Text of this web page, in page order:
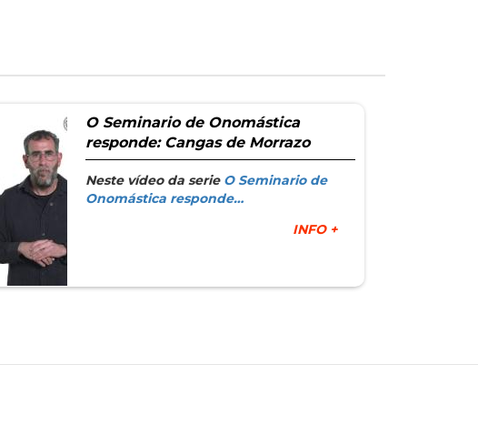
O Seminario de Onomástica
responde: Cangas de Morrazo
Neste vídeo da serie O Seminario de
Onomástica responde…
INFO +